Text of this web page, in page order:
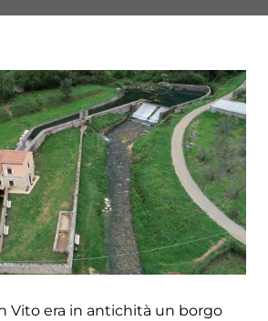
Vito era in antichità un borgo